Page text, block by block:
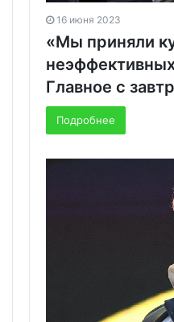
16 июня 2023
«Мы приняли
Главное с
Подробнее